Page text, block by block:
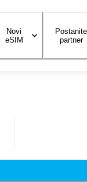
Novi
eSIM
Postanite
partner